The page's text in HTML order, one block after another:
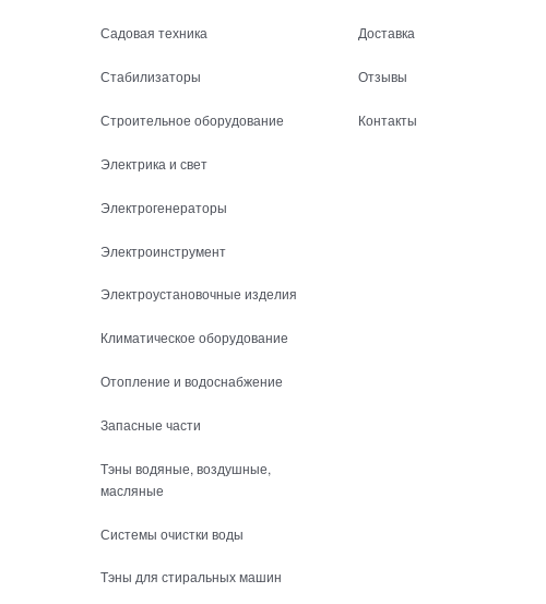
Садовая техника
Стабилизаторы
Строительное оборудование
Электрика и свет
Электрогенераторы
Электроинструмент
Электроустановочные изделия
Климатическое оборудование
Отопление и водоснабжение
Запасные части
Тэны водяные, воздушные,
масляные
Системы очистки воды
Тэны для стиральных машин
Доставка
Отзывы
Контакты